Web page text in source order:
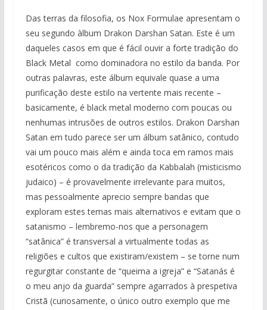
Das terras da filosofia, os Nox Formulae apresentam o
seu segundo àlbum Drakon Darshan Satan. Este é um
daqueles casos em que é fácil ouvir a forte tradição do
Black Metal como dominadora no estilo da banda. Por
outras palavras, este álbum equivale quase a uma
purificação deste estilo na vertente mais recente –
basicamente, é black metal moderno com poucas ou
nenhumas intrusões de outros estilos. Drakon Darshan
Satan em tudo parece ser um álbum satânico, contudo
vai um pouco mais além e ainda toca em ramos mais
esotéricos como o da tradição da Kabbalah (misticismo
judaico) – é provavelmente irrelevante para muitos,
mas pessoalmente aprecio sempre bandas que
exploram estes temas mais alternativos e evitam que o
satanismo – lembremo-nos que a personagem
“satânica” é transversal a virtualmente todas as
religiões e cultos que existiram/existem – se torne num
regurgitar constante de “queima a igreja” e “Satanás é
o meu anjo da guarda” sempre agarrados à prespetiva
Cristã (curiosamente, o único outro exemplo que me